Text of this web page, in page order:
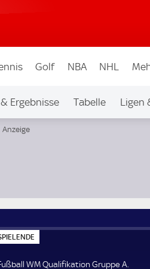
Golf NBA NHL
Ergebnisse Tabelle Ligen
P
E
WM Qualifikation Gruppe A.